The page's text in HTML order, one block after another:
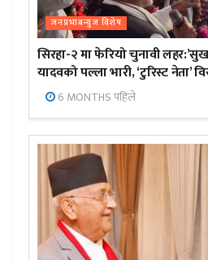
जनप्रभाबन्युज विशेष
सिरहा-२ मा फेरियो चुनावी
यादवको पल्ला भारी, ‘टुरिस्ट नेता’
6 MONTHS पहिले